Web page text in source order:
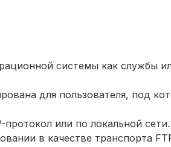
системы как службы
для пользователя, под
протокол или по локальной сети.
в качестве транспорта